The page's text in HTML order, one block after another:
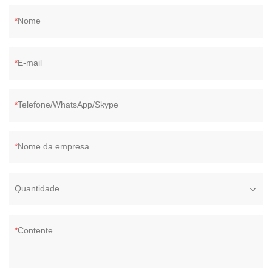
Nome
E-mail
Telefone/WhatsApp/Skype
Nome da empresa
Quantidade
Contente